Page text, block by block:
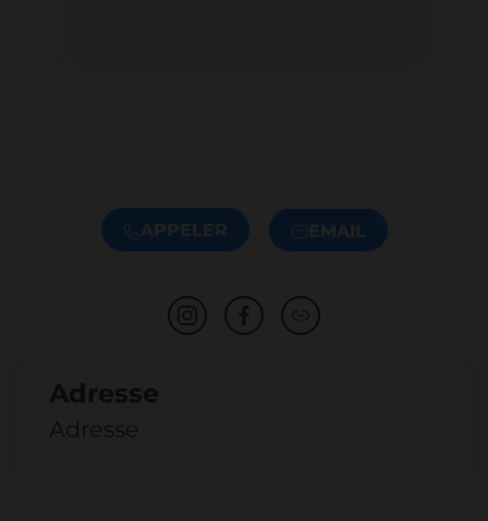
APPELER EMAIL
Adresse
Adresse